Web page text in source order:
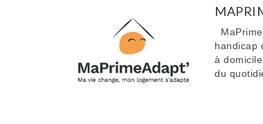
handicap
à
du